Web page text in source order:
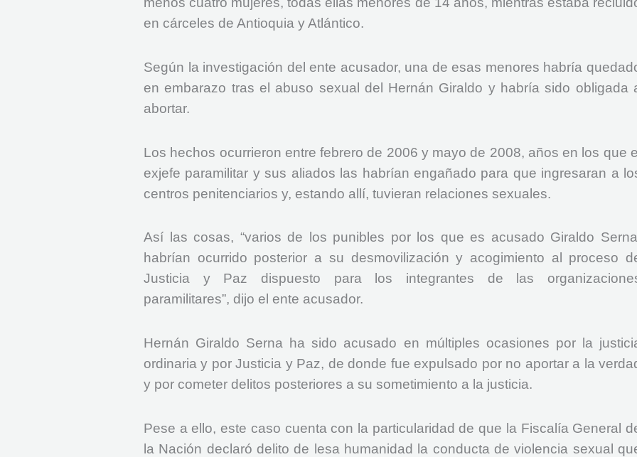
en cárceles de Antioquia y Atlántico.
Según la investigación del ente acusador, una de esas menores habría
en embarazo tras el abuso sexual del Hernán Giraldo y habría sido obligada
abortar.
Los hechos ocurrieron entre febrero de 2006 y mayo de 2008, años en los que
exjefe paramilitar y sus aliados las habrían engañado para que ingresaran a
centros penitenciarios y, estando allí, tuvieran relaciones sexuales.
Así las cosas, “varios de los punibles por los que es acusado Giraldo
habrían ocurrido posterior a su desmovilización y acogimiento al proceso
Justicia y Paz dispuesto para los integrantes de las
paramilitares”, dijo el ente acusador.
Hernán Giraldo Serna ha sido acusado en múltiples ocasiones por la
ordinaria y por Justicia y Paz, de donde fue expulsado por no aportar a la
y por cometer delitos posteriores a su sometimiento a la justicia.
Pese a ello, este caso cuenta con la particularidad de que la Fiscalía General
la Nación declaró delito de lesa humanidad la conducta de violencia sexual